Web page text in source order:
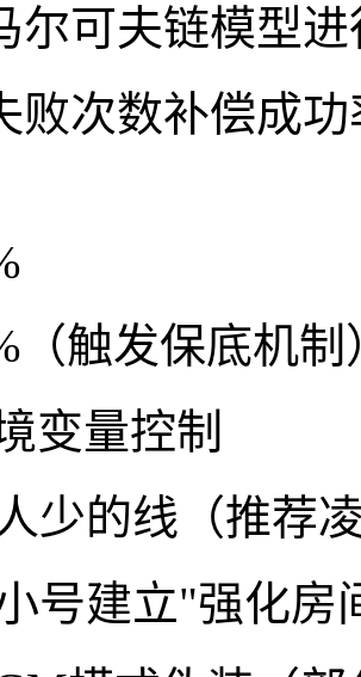
尔可夫链模型
败次数补偿成功
（触发保底机制
变量控制
少的线（推荐
号建立"强化房